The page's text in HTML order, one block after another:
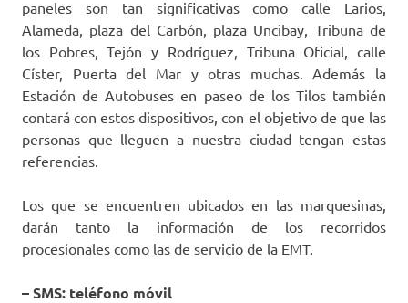
paneles son tan significativas como calle Larios,
Alameda, plaza del Carbón, plaza Uncibay, Tribuna de
los Pobres, Tejón y Rodríguez, Tribuna Oficial, calle
Císter, Puerta del Mar y otras muchas. Además la
Estación de Autobuses en paseo de los Tilos también
contará con estos dispositivos, con el objetivo de que las
personas que lleguen a nuestra ciudad tengan estas
referencias.
Los que se encuentren ubicados en las marquesinas,
darán tanto la información de los recorridos
procesionales como las de servicio de la EMT.
– SMS: teléfono móvil